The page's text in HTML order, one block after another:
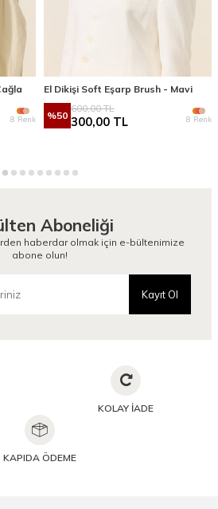
8 Renk
El Dikişi Soft Eşarp Brush - Mavi
%50
600,00TL
300,00 TL 8 Renk
Aboneliği
haberdar olmak için e-bültenimize
abone olun!
Kayıt Ol
KOLAY İADE
KAPIDA ÖDEME